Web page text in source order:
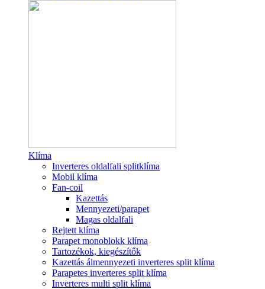
Klíma
Inverteres oldalfali splitklíma
Mobil klíma
Fan-coil
Kazettás
Mennyezeti/parapet
Magas oldalfali
Rejtett klíma
Parapet monoblokk klíma
Tartozékok, kiegészítők
Kazettás álmennyezeti inverteres split klíma
Parapetes inverteres split klíma
Inverteres multi split klíma